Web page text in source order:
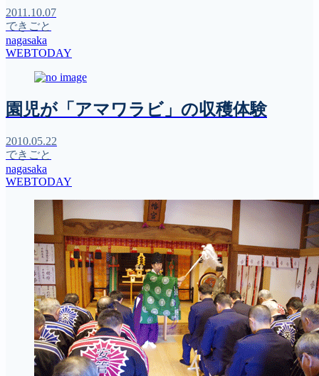
2011.10.07
できごと
nagasaka
WEBTODAY
園児が「アマワラビ」の収穫体験
2010.05.22
できごと
nagasaka
WEBTODAY